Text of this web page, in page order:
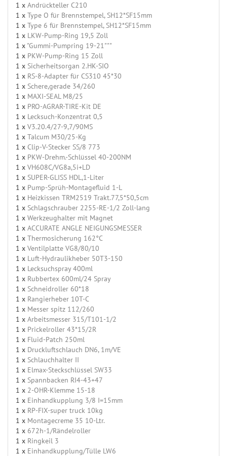
1 x Andrückteller C210
1 x Type O für Brennstempel, SH12*SF15mm
1 x Type 6 für Brennstempel, SH12*SF15mm
1 x LKW-Pump-Ring 19,5 Zoll
1 x "Gummi-Pumpring 19-21"""
1 x PKW-Pump-Ring 15 Zoll
1 x Sicherheitsorgan 2.HK-SIO
1 x RS-8-Adapter für CS310 45*30
1 x Schere,gerade 34/260
1 x MAXI-SEAL M8/25
1 x PRO-AGRAR-TIRE-Kit DE
1 x Lecksuch-Konzentrat 0,5
1 x V3.20.4/27-9,7/90MS
1 x Talcum M30/25-Kg
1 x Clip-V-Stecker SS/8 773
1 x PKW-Drehm.-Schlüssel 40-200NM
1 x VH608C/VG8a,5i+LD
1 x SUPER-GLISS HDL,1-Liter
1 x Pump-Sprüh-Montagefluid 1-L
1 x Heizkissen TRM2519 Trakt.77,5*50,5cm
1 x Schlagschrauber 2255-RE-1/2 Zoll-lang
1 x Werkzeughalter mit Magnet
1 x ACCURATE ANGLE NEIGUNGSMESSER
1 x Thermosicherung 162°C
1 x Ventilplatte VG8/80/10
1 x Luft-Hydraulikheber 50T3-150
1 x Lecksuchspray 400ml
1 x Rubbertex 600ml/24 Spray
1 x Schneidroller 60*18
1 x Rangierheber 10T-C
1 x Messer spitz 112/260
1 x Arbeitsmesser 315/T101-1/2
1 x Prickelroller 43*15/2R
1 x Fluid-Patch 250ml
1 x Druckluftschlauch DN6, 1m/VE
1 x Schlauchhalter II
1 x Elmax-Steckschlüssel SW33
1 x Spannbacken RI4-43+47
1 x 2-OHR-Klemme 15-18
1 x Einhandkupplung 3/8 I=15mm
1 x RP-FIX-super truck 10kg
1 x Montagecreme 35 10-Ltr.
1 x 672h-1/Rändelroller
1 x Ringkeil 3
1 x Einhandkupplung/Tülle LW6